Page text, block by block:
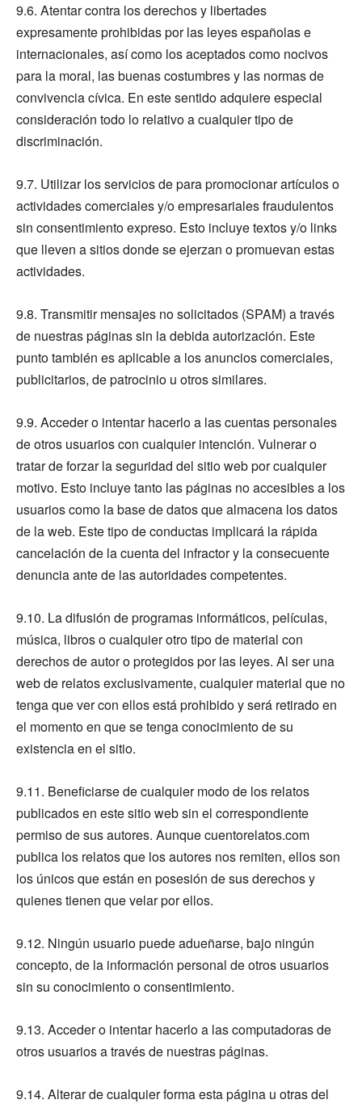
9.6. Atentar contra los derechos y libertades
expresamente prohibidas por las leyes españolas e
internacionales, así como los aceptados como nocivos
para la moral, las buenas costumbres y las normas de
convivencia cívica. En este sentido adquiere especial
consideración todo lo relativo a cualquier tipo de
discriminación.
9.7. Utilizar los servicios de para promocionar artículos o
actividades comerciales y/o empresariales fraudulentos
sin consentimiento expreso. Esto incluye textos y/o links
que lleven a sitios donde se ejerzan o promuevan estas
actividades.
9.8. Transmitir mensajes no solicitados (SPAM) a través
de nuestras páginas sin la debida autorización. Este
punto también es aplicable a los anuncios comerciales,
publicitarios, de patrocinio u otros similares.
9.9. Acceder o intentar hacerlo a las cuentas personales
de otros usuarios con cualquier intención. Vulnerar o
tratar de forzar la seguridad del sitio web por cualquier
motivo. Esto incluye tanto las páginas no accesibles a los
usuarios como la base de datos que almacena los datos
de la web. Este tipo de conductas implicará la rápida
cancelación de la cuenta del infractor y la consecuente
denuncia ante de las autoridades competentes.
9.10. La difusión de programas informáticos, películas,
música, libros o cualquier otro tipo de material con
derechos de autor o protegidos por las leyes. Al ser una
web de relatos exclusivamente, cualquier material que no
tenga que ver con ellos está prohibido y será retirado en
el momento en que se tenga conocimiento de su
existencia en el sitio.
9.11. Beneficiarse de cualquier modo de los relatos
publicados en este sitio web sin el correspondiente
permiso de sus autores. Aunque cuentorelatos.com
publica los relatos que los autores nos remiten, ellos son
los únicos que están en posesión de sus derechos y
quienes tienen que velar por ellos.
9.12. Ningún usuario puede adueñarse, bajo ningún
concepto, de la información personal de otros usuarios
sin su conocimiento o consentimiento.
9.13. Acceder o intentar hacerlo a las computadoras de
otros usuarios a través de nuestras páginas.
9.14. Alterar de cualquier forma esta página u otras del